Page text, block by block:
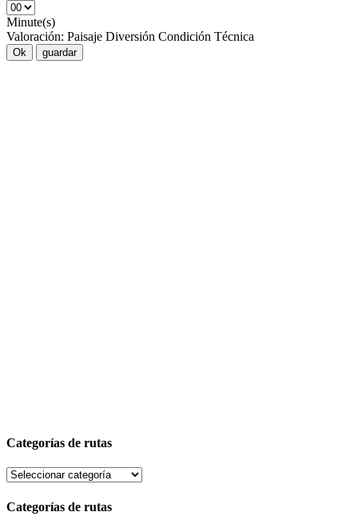
Minute(s)
Valoración: Paisaje Diversión Condición Técnica
Ok guardar
Categorías de rutas
Categorías de rutas